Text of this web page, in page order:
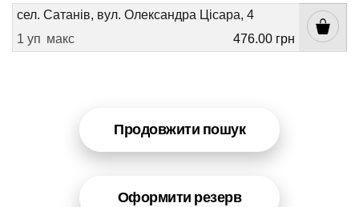
сел. Сатанів, вул. Олександра Цісара, 4
1 уп макс 476.00 грн
Продовжити пошук
Оформити резерв